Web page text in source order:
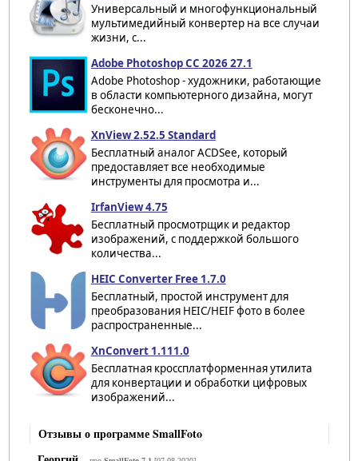
Универсальный и многофункциональный
мультимедийный конвертер на все случаи
жизни, с...
Adobe Photoshop CC 2026 27.1
Adobe Photoshop - художники, работающие
в области компьютерного дизайна, могут
бесконечно...
XnView 2.52.5 Standard
Бесплатный аналог ACDSee, который
предоставляет все необходимые
инструменты для просмотра и...
IrfanView 4.75
Бесплатный просмотрщик и редактор
изображений, с поддержкой большого
количества...
HEIC Converter Free 1.7.0
Бесплатный, простой инструмент для
преобразования HEIC/HEIF фото в более
распространенные...
XnConvert 1.111.0
Бесплатная кроссплатформенная утилита
для конвертации и обработки цифровых
изображений...
Отзывы о программе SmallFoto